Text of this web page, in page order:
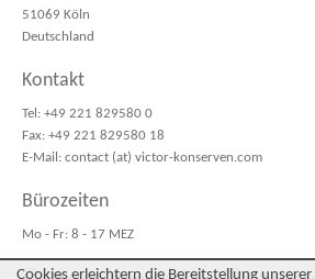
51069 Köln
Deutschland
Kontakt
Tel: +49 221 829580 0
Fax: +49 221 829580 18
E-Mail: contact (at) victor-konserven.com
Bürozeiten
Mo - Fr: 8 - 17 MEZ
Cookies erleichtern die Bereitstellung